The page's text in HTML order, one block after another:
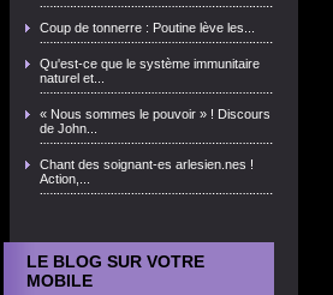
Coup de tonnerre : Poutine lève les...
Qu'est-ce que le système immunitaire
naturel et...
« Nous sommes le pouvoir » ! Discours
de John...
Chant des soignant-es arlesien.nes !
Action,...
LE BLOG SUR VOTRE
MOBILE